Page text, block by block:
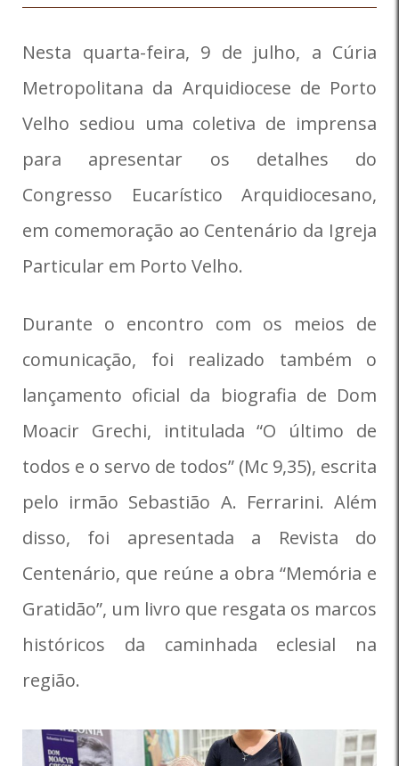
Nesta quarta-feira, 9 de julho, a Cúria
Metropolitana da Arquidiocese de Porto
Velho sediou uma coletiva de imprensa
para apresentar os detalhes do
Congresso Eucarístico Arquidiocesano,
em comemoração ao Centenário da Igreja
Particular em Porto Velho.
Durante o encontro com os meios de
comunicação, foi realizado também o
lançamento oficial da biografia de Dom
Moacir Grechi, intitulada “O último de
todos e o servo de todos” (Mc 9,35), escrita
pelo irmão Sebastião A. Ferrarini. Além
disso, foi apresentada a Revista do
Centenário, que reúne a obra “Memória e
Gratidão”, um livro que resgata os marcos
históricos da caminhada eclesial na
região.